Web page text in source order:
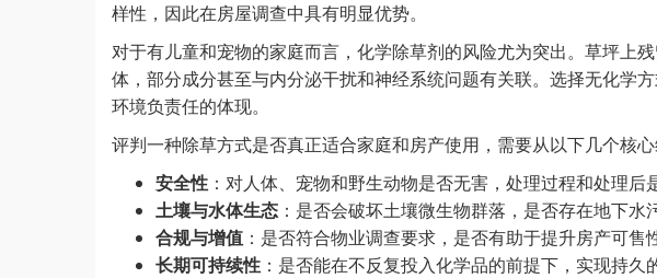
样性，因此在房屋调查中具有明显优势。
对于有儿童和宠物的家庭而言，化学除草剂的风险尤为突出。草坪上
体，部分成分甚至与内分泌干扰和神经系统问题有关联。选择无化学
环境负责任的体现。
评判一种除草方式是否真正适合家庭和房产使用，需要从以下几个核心
安全性 ：对人体、宠物和野生动物是否无害，处理过程和处理后
土壤与水体生态 ：是否会破坏土壤微生物群落，是否存在地下水
合规与增值 ：是否符合物业调查要求，是否有助于提升房产可售
长期可持续性 ：是否能在不反复投入化学品的前提下，实现持久